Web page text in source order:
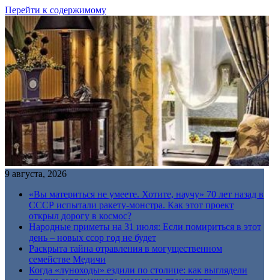
Перейти к содержимому
9 августа, 2026
«Вы материться не умеете. Хотите, научу» 70 лет назад в
СССР испытали ракету-монстра. Как этот проект
открыл дорогу в космос?
Народные приметы на 31 июля: Если помириться в этот
день – новых ссор год не будет
Раскрыта тайна отравления в могущественном
семействе Медичи
Когда «луноходы» ездили по столице: как выглядели